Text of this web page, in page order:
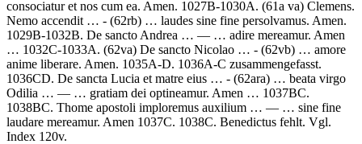
consociatur et nos cum ea. Amen. 1027B-1030A. (61a va) Clemens.
Nemo accendit … - (62rb) … laudes sine fine persolvamus. Amen.
1029B-1032B. De sancto Andrea … — … adire mereamur. Amen
… 1032C-1033A. (62va) De sancto Nicolao … - (62vb) … amore
anime liberare. Amen. 1035A-D. 1036A-C zusammengefasst.
1036CD. De sancta Lucia et matre eius … - (62ara) … beata virgo
Odilia … — … gratiam dei optineamur. Amen … 1037BC.
1038BC. Thome apostoli imploremus auxilium … — … sine fine
laudare mereamur. Amen 1037C. 1038C. Benedictus fehlt. Vgl.
Index 120v.